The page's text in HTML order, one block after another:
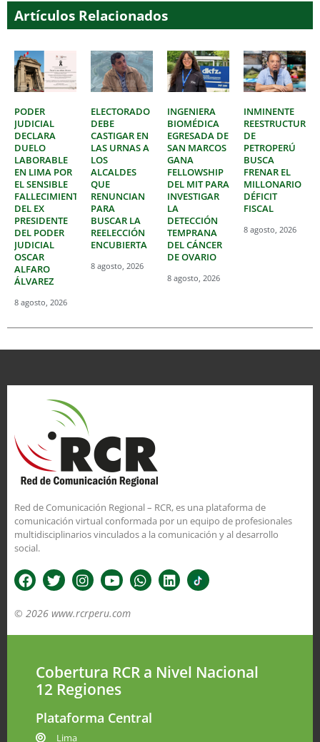
Artículos Relacionados
PODER
JUDICIAL
DECLARA
DUELO
LABORABLE
EN LIMA POR
EL SENSIBLE
FALLECIMIENTO
DEL EX
PRESIDENTE
DEL PODER
JUDICIAL
OSCAR
ALFARO
ÁLVAREZ
8 agosto, 2026
ELECTORADO
DEBE
CASTIGAR EN
LAS URNAS A
LOS
ALCALDES
QUE
RENUNCIAN
PARA
BUSCAR LA
REELECCIÓN
ENCUBIERTA
8 agosto, 2026
INGENIERA
BIOMÉDICA
EGRESADA DE
SAN MARCOS
GANA
FELLOWSHIP
DEL MIT PARA
INVESTIGAR
LA
DETECCIÓN
TEMPRANA
DEL CÁNCER
DE OVARIO
8 agosto, 2026
INMINENTE
DE
PETROPERÚ
BUSCA
FRENAR EL
MILLONARIO
DÉFICIT
FISCAL
8 agosto, 2026
Red de Comunicación Regional – RCR, es una plataforma de
comunicación virtual conformada por un equipo de profesionales
multidisciplinarios vinculados a la comunicación y al desarrollo
social.
© 2026 www.rcrperu.com
Cobertura RCR a Nivel Nacional
12 Regiones
Plataforma Central
Lima